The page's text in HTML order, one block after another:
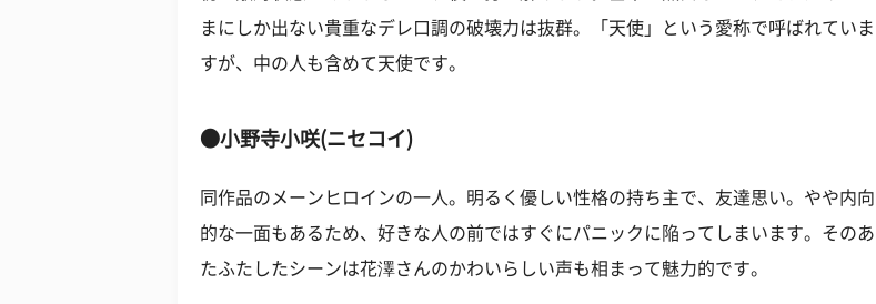
まにしか出ない貴重なデレ口調の破壊力は抜群。「天使」という愛称で呼ばれていま
すが、中の人も含めて天使です。
●小野寺小咲(ニセコイ)
同作品のメーンヒロインの一人。明るく優しい性格の持ち主で、友達思い。やや内向
的な一面もあるため、好きな人の前ではすぐにパニックに陥ってしまいます。そのあ
たふたしたシーンは花澤さんのかわいらしい声も相まって魅力的です。